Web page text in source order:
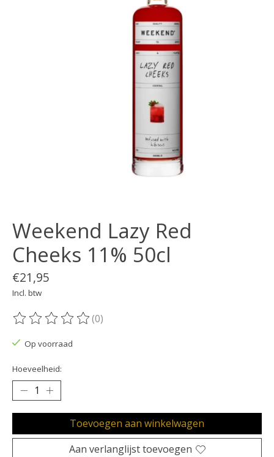
Weekend Lazy Red
Cheeks 11% 50cl
€21,95
Incl. btw
De beoordeling van dit product is
(0)
Op voorraad
Hoeveelheid:
Toevoegen aan winkelwagen
Aan verlanglijst toevoegen